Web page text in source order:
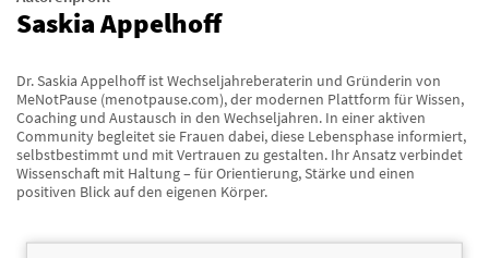
Saskia Appelhoff
Dr. Saskia Appelhoff ist Wechseljahreberaterin und Gründerin von
MeNotPause (menotpause.com), der modernen Plattform für Wissen,
Coaching und Austausch in den Wechseljahren. In einer aktiven
Community begleitet sie Frauen dabei, diese Lebensphase informiert,
selbstbestimmt und mit Vertrauen zu gestalten. Ihr Ansatz verbindet
Wissenschaft mit Haltung – für Orientierung, Stärke und einen
positiven Blick auf den eigenen Körper.